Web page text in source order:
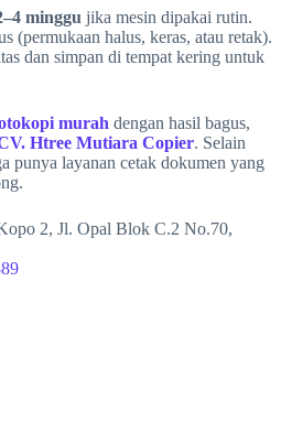
minggu jika mesin dipakai rutin.
(permukaan halus, keras, atau retak).
dan simpan di tempat kering untuk
murah dengan hasil bagus,
Htree Mutiara Copier. Selain
punya layanan cetak dokumen yang
2, Jl. Opal Blok C.2 No.70,